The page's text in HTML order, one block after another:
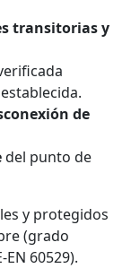
transitorias y
de
del punto de
y protegidos
(grado
EN 60529).